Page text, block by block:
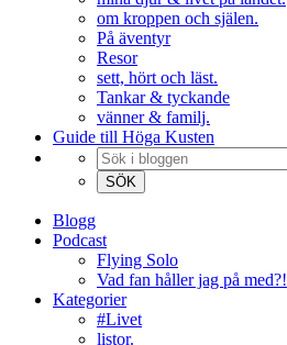
om kroppen och själen.
På äventyr
Resor
sett, hört och läst.
Tankar & tyckande
vänner & familj.
Guide till Höga Kusten
Blogg
Podcast
Flying Solo
Vad fan håller jag på med?!
Kategorier
#Livet
listor.